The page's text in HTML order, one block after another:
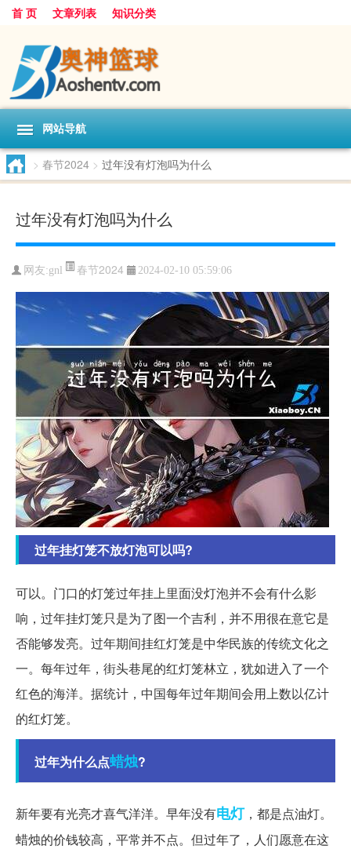
首 页 文章列表 知识分类
网站导航
> 春节2024 > 过年没有灯泡吗为什么
过年没有灯泡吗为什么
网友:gnl 春节2024 2024-02-10 05:59:06
过年挂灯笼不放灯泡可以吗?
可以。门口的灯笼过年挂上里面没灯泡并不会有什么影
响，过年挂灯笼只是为了图一个吉利，并不用很在意它是
否能够发亮。过年期间挂红灯笼是中华民族的传统文化之
一。每年过年，街头巷尾的红灯笼林立，犹如进入了一个
红色的海洋。据统计，中国每年过年期间会用上数以亿计
的红灯笼。
过年为什么点蜡烛?
新年要有光亮才喜气洋洋。早年没有电灯，都是点油灯。
蜡烛的价钱较高，平常并不点。但过年了，人们愿意在这